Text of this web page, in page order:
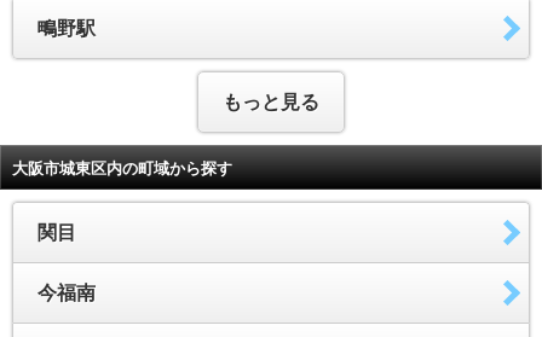
鴫野駅
もっと見る
大阪市城東区内の町域から探す
関目
今福南